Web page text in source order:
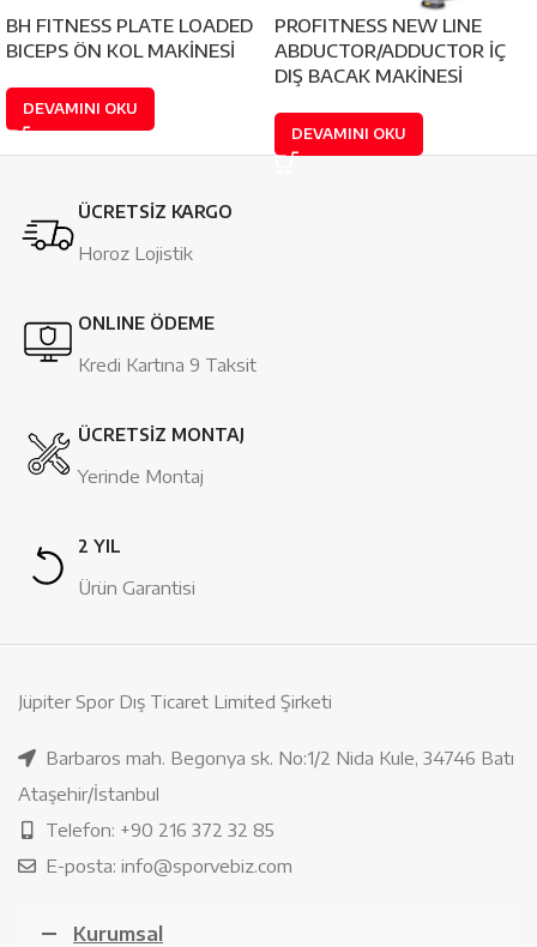
BH FITNESS PLATE LOADED
BICEPS ÖN KOL MAKİNESİ
DEVAMINI OKU
PROFITNESS NEW LINE
ABDUCTOR/ADDUCTOR İÇ
DIŞ BACAK MAKİNESİ
DEVAMINI OKU
ÜCRETSİZ KARGO
Horoz Lojistik
ONLINE ÖDEME
Kredi Kartına 9 Taksit
ÜCRETSİZ MONTAJ
Yerinde Montaj
2 YIL
Ürün Garantisi
Jüpiter Spor Dış Ticaret Limited Şirketi
Barbaros mah. Begonya sk. No:1/2 Nida Kule, 34746 Batı
Ataşehir/İstanbul
Telefon: +90 216 372 32 85
E-posta: info@sporvebiz.com
Kurumsal